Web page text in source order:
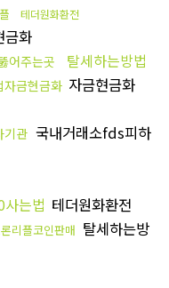
테더원화환전
금화
어주는곳 탈세하는방법
자금현금화 자금현금화
기관 국내거래소fds피하
는법 테더원화환전
리플코인판매 탈세하는방